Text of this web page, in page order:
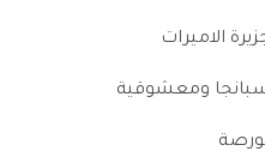
الاميرات
ومعشوقية